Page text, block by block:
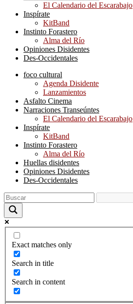
El Calendario del Escarabajo
Inspírate
KitBand
Instinto Forastero
Alma del Río
Opiniones Disidentes
Des-Occidentales
foco cultural
Agenda Disidente
Lanzamientos
Asfalto Cinema
Narraciones Transeúntes
El Calendario del Escarabajo
Inspírate
KitBand
Instinto Forastero
Alma del Río
Huellas disidentes
Opiniones Disidentes
Des-Occidentales
Exact matches only
Search in title
Search in content